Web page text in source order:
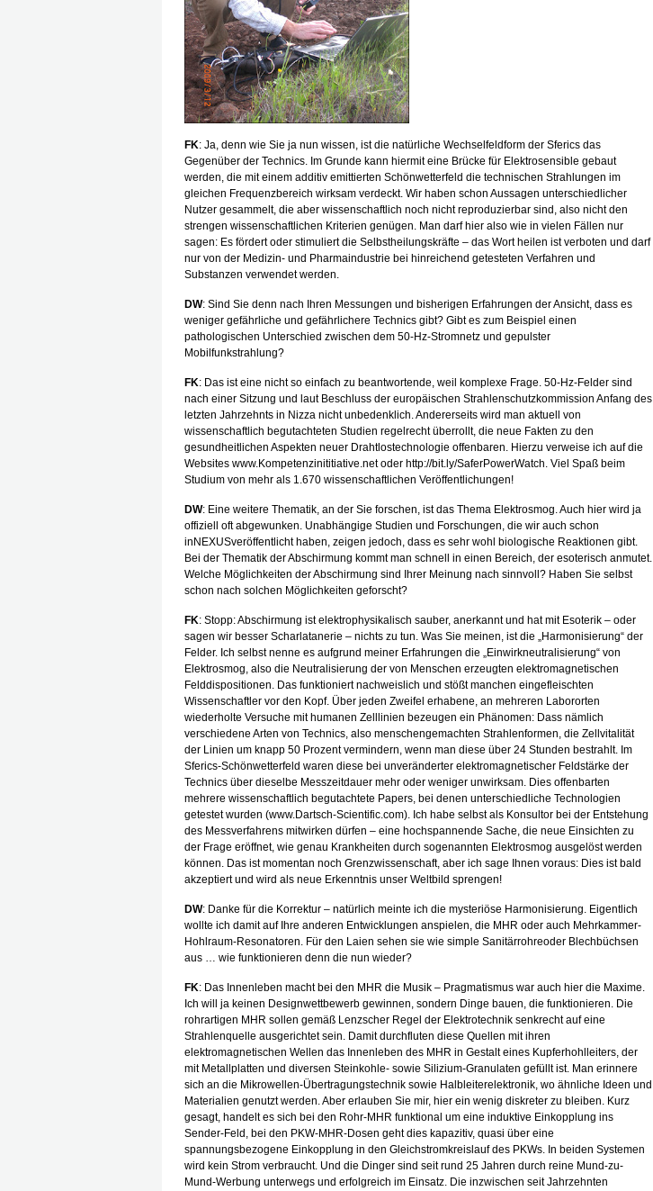
FK: Ja, denn wie Sie ja nun wissen, ist die natürliche Wechselfeldform der Sferics das
Gegenüber der Technics. Im Grunde kann hiermit eine Brücke für Elektrosensible gebaut
werden, die mit einem additiv emittierten Schönwetterfeld die technischen Strahlungen im
gleichen Frequenzbereich wirksam verdeckt. Wir haben schon Aussagen unterschiedlicher
Nutzer gesammelt, die aber wissenschaftlich noch nicht reproduzierbar sind, also nicht den
strengen wissenschaftlichen Kriterien genügen. Man darf hier also wie in vielen Fällen nur
sagen: Es fördert oder stimuliert die Selbstheilungskräfte – das Wort heilen ist verboten und darf
nur von der Medizin- und Pharmaindustrie bei hinreichend getesteten Verfahren und
Substanzen verwendet werden.
DW: Sind Sie denn nach Ihren Messungen und bisherigen Erfahrungen der Ansicht, dass es
weniger gefährliche und gefährlichere Technics gibt? Gibt es zum Beispiel einen
pathologischen Unterschied zwischen dem 50-Hz-Stromnetz und gepulster
Mobilfunkstrahlung?
FK: Das ist eine nicht so einfach zu beantwortende, weil komplexe Frage. 50-Hz-Felder sind
nach einer Sitzung und laut Beschluss der europäischen Strahlenschutzkommission Anfang des
letzten Jahrzehnts in Nizza nicht unbedenklich. Andererseits wird man aktuell von
wissenschaftlich begutachteten Studien regelrecht überrollt, die neue Fakten zu den
gesundheitlichen Aspekten neuer Drahtlostechnologie offenbaren. Hierzu verweise ich auf die
Websites www.Kompetenzinititiative.net oder http://bit.ly/SaferPowerWatch. Viel Spaß beim
Studium von mehr als 1.670 wissenschaftlichen Veröffentlichungen!
DW: Eine weitere Thematik, an der Sie forschen, ist das Thema Elektrosmog. Auch hier wird ja
offiziell oft abgewunken. Unabhängige Studien und Forschungen, die wir auch schon
inNEXUSveröffentlicht haben, zeigen jedoch, dass es sehr wohl biologische Reaktionen gibt.
Bei der Thematik der Abschirmung kommt man schnell in einen Bereich, der esoterisch anmutet.
Welche Möglichkeiten der Abschirmung sind Ihrer Meinung nach sinnvoll? Haben Sie selbst
schon nach solchen Möglichkeiten geforscht?
FK: Stopp: Abschirmung ist elektrophysikalisch sauber, anerkannt und hat mit Esoterik – oder
sagen wir besser Scharlatanerie – nichts zu tun. Was Sie meinen, ist die „Harmonisierung“ der
Felder. Ich selbst nenne es aufgrund meiner Erfahrungen die „Einwirkneutralisierung“ von
Elektrosmog, also die Neutralisierung der von Menschen erzeugten elektromagnetischen
Felddispositionen. Das funktioniert nachweislich und stößt manchen eingefleischten
Wissenschaftler vor den Kopf. Über jeden Zweifel erhabene, an mehreren Labororten
wiederholte Versuche mit humanen Zelllinien bezeugen ein Phänomen: Dass nämlich
verschiedene Arten von Technics, also menschengemachten Strahlenformen, die Zellvitalität
der Linien um knapp 50 Prozent vermindern, wenn man diese über 24 Stunden bestrahlt. Im
Sferics-Schönwetterfeld waren diese bei unveränderter elektromagnetischer Feldstärke der
Technics über dieselbe Messzeitdauer mehr oder weniger unwirksam. Dies offenbarten
mehrere wissenschaftlich begutachtete Papers, bei denen unterschiedliche Technologien
getestet wurden (www.Dartsch-Scientific.com). Ich habe selbst als Konsultor bei der Entstehung
des Messverfahrens mitwirken dürfen – eine hochspannende Sache, die neue Einsichten zu
der Frage eröffnet, wie genau Krankheiten durch sogenannten Elektrosmog ausgelöst werden
können. Das ist momentan noch Grenzwissenschaft, aber ich sage Ihnen voraus: Dies ist bald
akzeptiert und wird als neue Erkenntnis unser Weltbild sprengen!
DW: Danke für die Korrektur – natürlich meinte ich die mysteriöse Harmonisierung. Eigentlich
wollte ich damit auf Ihre anderen Entwicklungen anspielen, die MHR oder auch Mehrkammer-
Hohlraum-Resonatoren. Für den Laien sehen sie wie simple Sanitärrohreoder Blechbüchsen
aus … wie funktionieren denn die nun wieder?
FK: Das Innenleben macht bei den MHR die Musik – Pragmatismus war auch hier die Maxime.
Ich will ja keinen Designwettbewerb gewinnen, sondern Dinge bauen, die funktionieren. Die
rohrartigen MHR sollen gemäß Lenzscher Regel der Elektrotechnik senkrecht auf eine
Strahlenquelle ausgerichtet sein. Damit durchfluten diese Quellen mit ihren
elektromagnetischen Wellen das Innenleben des MHR in Gestalt eines Kupferhohlleiters, der
mit Metallplatten und diversen Steinkohle- sowie Silizium-Granulaten gefüllt ist. Man erinnere
sich an die Mikrowellen-Übertragungstechnik sowie Halbleiterelektronik, wo ähnliche Ideen und
Materialien genutzt werden. Aber erlauben Sie mir, hier ein wenig diskreter zu bleiben. Kurz
gesagt, handelt es sich bei den Rohr-MHR funktional um eine induktive Einkopplung ins
Sender-Feld, bei den PKW-MHR-Dosen geht dies kapazitiv, quasi über eine
spannungsbezogene Einkopplung in den Gleichstromkreislauf des PKWs. In beiden Systemen
wird kein Strom verbraucht. Und die Dinger sind seit rund 25 Jahren durch reine Mund-zu-
Mund-Werbung unterwegs und erfolgreich im Einsatz. Die inzwischen seit Jahrzehnten